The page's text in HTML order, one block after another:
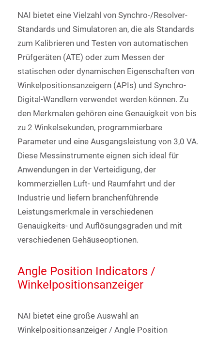
NAI bietet eine Vielzahl von Synchro-/Resolver-
Standards und Simulatoren an, die als Standards
zum Kalibrieren und Testen von automatischen
Prüfgeräten (ATE) oder zum Messen der
statischen oder dynamischen Eigenschaften von
Winkelpositionsanzeigern (APIs) und Synchro-
Digital-Wandlern verwendet werden können. Zu
den Merkmalen gehören eine Genauigkeit von bis
zu 2 Winkelsekunden, programmierbare
Parameter und eine Ausgangsleistung von 3,0 VA.
Diese Messinstrumente eignen sich ideal für
Anwendungen in der Verteidigung, der
kommerziellen Luft- und Raumfahrt und der
Industrie und liefern branchenführende
Leistungsmerkmale in verschiedenen
Genauigkeits- und Auflösungsgraden und mit
verschiedenen Gehäuseoptionen.
Angle Position Indicators /
Winkelpositionsanzeiger
NAI bietet eine große Auswahl an
Winkelpositionsanzeiger / Angle Position